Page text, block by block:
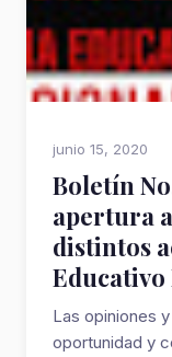
junio 15, 2020
Boletín
apertura
distintos
Las opiniones
oportunidad y